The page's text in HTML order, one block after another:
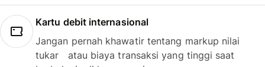
Kartu debit internasional
Jangan pernah khawatir tentang markup nilai
tukar atau biaya transaksi yang tinggi saat